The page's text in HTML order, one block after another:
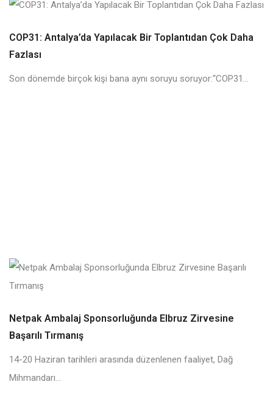
COP31: Antalya’da Yapılacak Bir Toplantıdan Çok Daha
Fazlası
Son dönemde birçok kişi bana aynı soruyu soruyor:“COP31...
Netpak Ambalaj Sponsorluğunda Elbruz Zirvesine
Başarılı Tırmanış
14-20 Haziran tarihleri arasında düzenlenen faaliyet, Dağ
Mihmandarı...